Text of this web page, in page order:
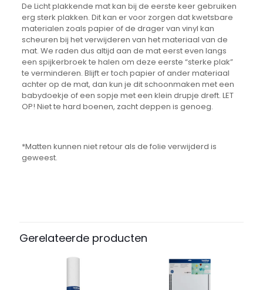
De Licht plakkende mat kan bij de eerste keer gebruiken
erg sterk plakken. Dit kan er voor zorgen dat kwetsbare
materialen zoals papier of de drager van vinyl kan
scheuren bij het verwijderen van het materiaal van de
mat. We raden dus altijd aan de mat eerst even langs
een spijkerbroek te halen om deze eerste “sterke plak”
te verminderen. Blijft er toch papier of ander materiaal
achter op de mat, dan kun je dit schoonmaken met een
babydoekje of een sopje met een klein drupje dreft. LET
OP! Niet te hard boenen, zacht deppen is genoeg.
*Matten kunnen niet retour als de folie verwijderd is
geweest.
Gerelateerde producten